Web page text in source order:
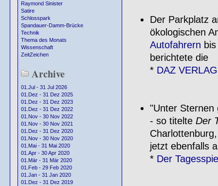
Raymond Sinister
Satire
Schlosspark
Spandauer-Damm-Brücke
Technik
Thema des Monats
Wissenschaft
ZeitZeichen
Archive
01.Jul - 31 Jul 2026
01.Dez - 31 Dez 2025
01.Dez - 31 Dez 2023
01.Dez - 31 Dez 2022
01.Nov - 30 Nov 2022
01.Nov - 30 Nov 2021
01.Dez - 31 Dez 2020
01.Nov - 30 Nov 2020
01.Mai - 31 Mai 2020
01.Apr - 30 Apr 2020
01.Mär - 31 Mär 2020
01.Feb - 29 Feb 2020
01.Jan - 31 Jan 2020
01.Dez - 31 Dez 2019
Der Parkplatz
ökologischen
Autofahrern
berichtete die
* DAZ
"Unter Sternen
- so titelte Der
jetzt ebenfalls
* Der